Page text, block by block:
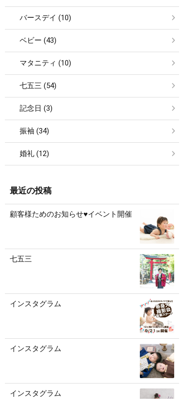
バースデイ (10)
ベビー (43)
マタニティ (10)
七五三 (54)
記念日 (3)
振袖 (34)
婚礼 (12)
最近の投稿
顧客様ためのお知らせ♥イベント開催
七五三
インスタグラム
インスタグラム
インスタグラム